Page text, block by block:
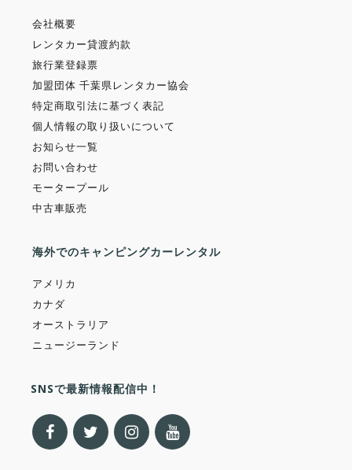
会社概要
レンタカー貸渡約款
旅行業登録票
加盟団体 千葉県レンタカー協会
特定商取引法に基づく表記
個人情報の取り扱いについて
お知らせ一覧
お問い合わせ
モータープール
中古車販売
海外でのキャンピングカーレンタル
アメリカ
カナダ
オーストラリア
ニュージーランド
SNSで最新情報配信中！